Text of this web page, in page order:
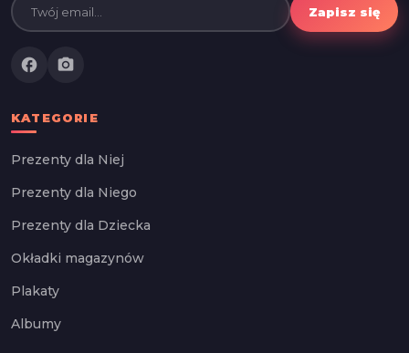
Zapisz się
facebook photo_camera
KATEGORIE
Prezenty dla Niej
Prezenty dla Niego
Prezenty dla Dziecka
Okładki magazynów
Plakaty
Albumy